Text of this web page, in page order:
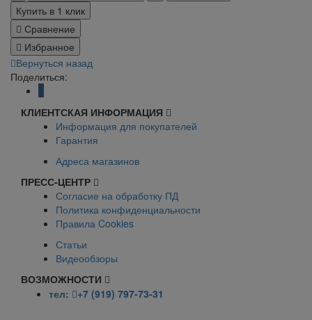
Купить в 1 клик
Сравнение
Избранное
Вернуться назад
Поделиться:
КЛИЕНТСКАЯ ИНФОРМАЦИЯ
Информация для покупателей
Гарантия
Адреса магазинов
ПРЕСС-ЦЕНТР
Согласие на обработку ПД
Политика конфиденциальности
Правила Cookies
Статьи
Видеообзоры
ВОЗМОЖНОСТИ
тел:
+7 (919) 797-73-31